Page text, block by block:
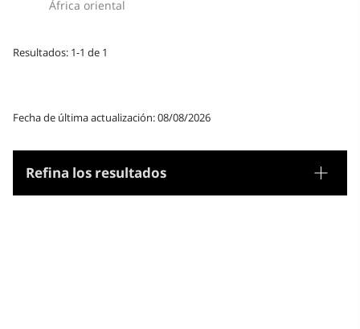
Refina los resultados
Tesauro
África oriental
Resultados: 1-1 de 1
Fecha de última actualización: 08/08/2026